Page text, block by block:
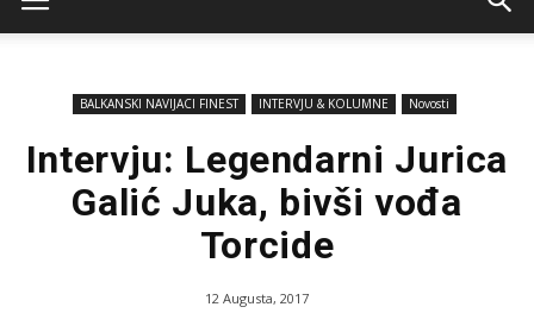
BALKANSKI NAVIJACI FINEST INTERVJU & KOLUMNE Novosti
Intervju: Legendarni Jurica
Galić Juka, bivši vođa
Torcide
12 Augusta, 2017